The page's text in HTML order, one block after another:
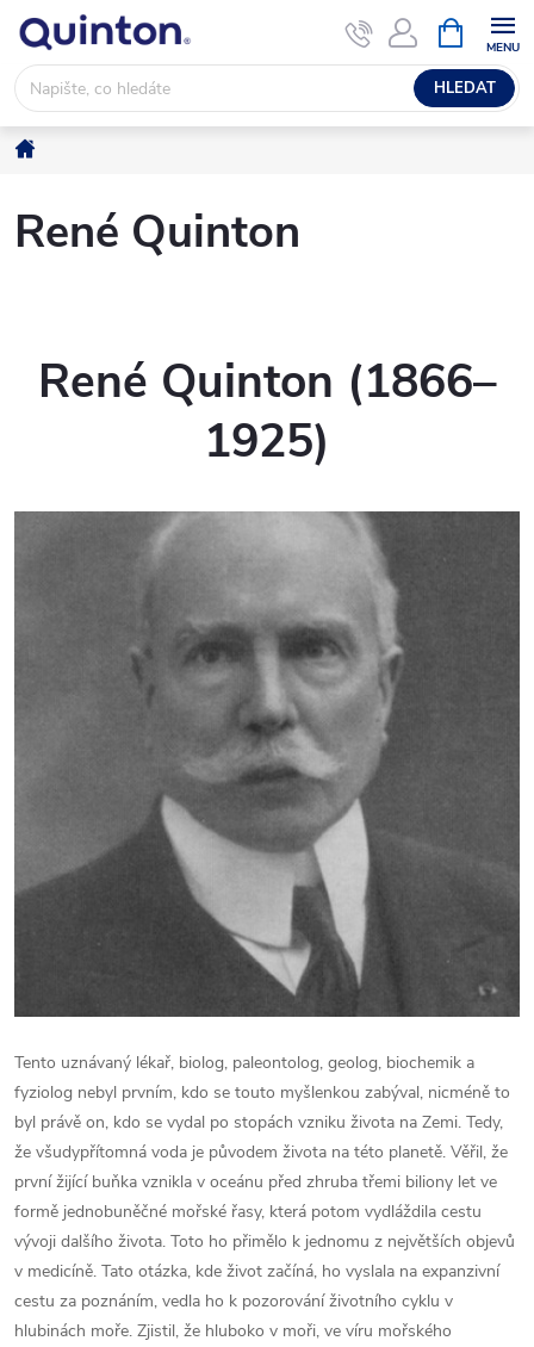
Přejít
obsah
HLEDAT
NÁKUPNÍ
KOŠÍK
Domů
René Quinton
René Quinton (1866–
1925)
Tento uznávaný lékař, biolog, paleontolog, geolog, biochemik a
fyziolog nebyl prvním, kdo se touto myšlenkou zabýval, nicméně to
byl právě on, kdo se vydal po stopách vzniku života na Zemi. Tedy,
že všudypřítomná voda je původem života na této planetě. Věřil, že
první žijící buňka vznikla v oceánu před zhruba třemi biliony let ve
formě jednobuněčné mořské řasy, která potom vydláždila cestu
vývoji dalšího života. Toto ho přimělo k jednomu z největších objevů
v medicíně. Tato otázka, kde život začíná, ho vyslala na expanzivní
cestu za poznáním, vedla ho k pozorování životního cyklu v
hlubinách moře. Zjistil, že hluboko v moři, ve víru mořského